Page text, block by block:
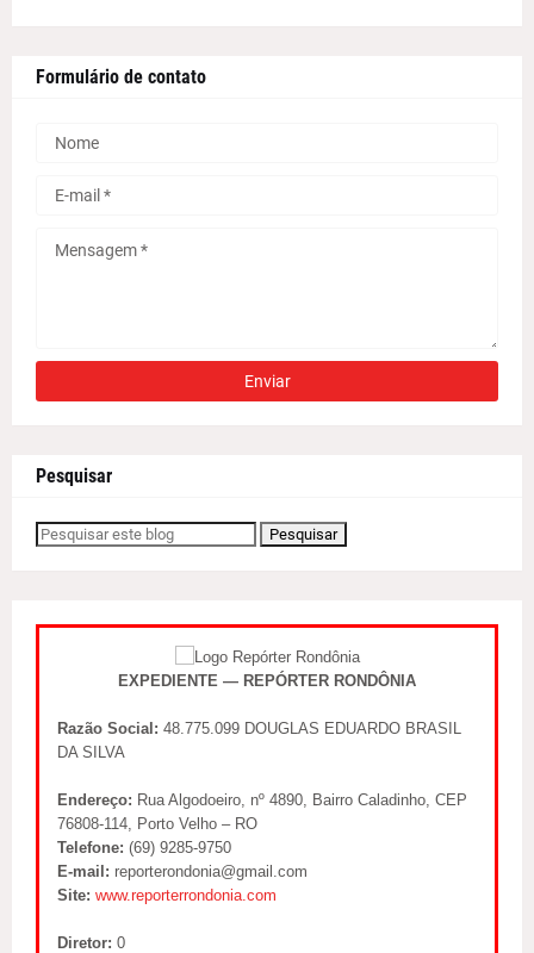
Formulário de contato
Pesquisar
EXPEDIENTE — REPÓRTER RONDÔNIA
Razão Social: 48.775.099 DOUGLAS EDUARDO BRASIL
DA SILVA
Endereço: Rua Algodoeiro, nº 4890, Bairro Caladinho, CEP
76808-114, Porto Velho – RO
Telefone: (69) 9285-9750
E-mail: reporterondonia@gmail.com
Site: www.reporterrondonia.com
Diretor: 0